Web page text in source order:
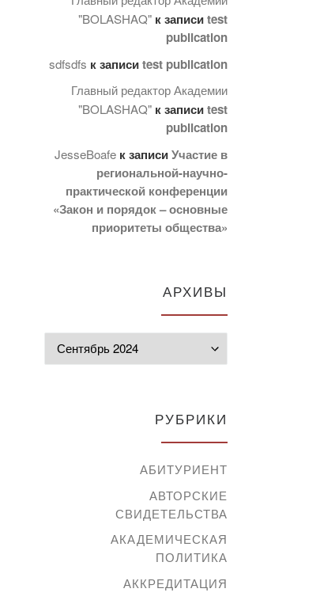
"BOLASHAQ" к записиtest
publication
sdfsdfs к записиtest publication
Главный редактор Академии
"BOLASHAQ" к записиtest
publication
JesseBoafe к записиУчастие в
региональной-научно-
практической конференции
«Закон и порядок – основные
приоритеты общества»
АРХИВЫ
РУБРИКИ
АБИТУРИЕНТ
АВТОРСКИЕ
СВИДЕТЕЛЬСТВА
АКАДЕМИЧЕСКАЯ
ПОЛИТИКА
АККРЕДИТАЦИЯ